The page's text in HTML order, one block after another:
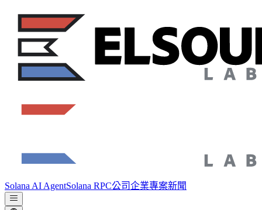
Solana AI AgentSolana RPC公司企業專案新聞